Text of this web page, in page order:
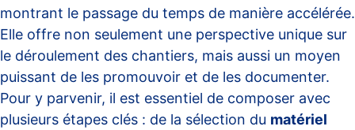
montrant le passage du temps de manière accélérée.
Elle offre non seulement une perspective unique sur
le déroulement des chantiers, mais aussi un moyen
puissant de les promouvoir et de les documenter.
Pour y parvenir, il est essentiel de composer avec
plusieurs étapes clés : de la sélection du matériel